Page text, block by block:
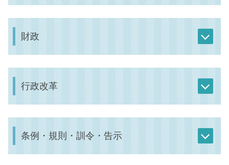
財政
行政改革
条例・規則・訓令・告示